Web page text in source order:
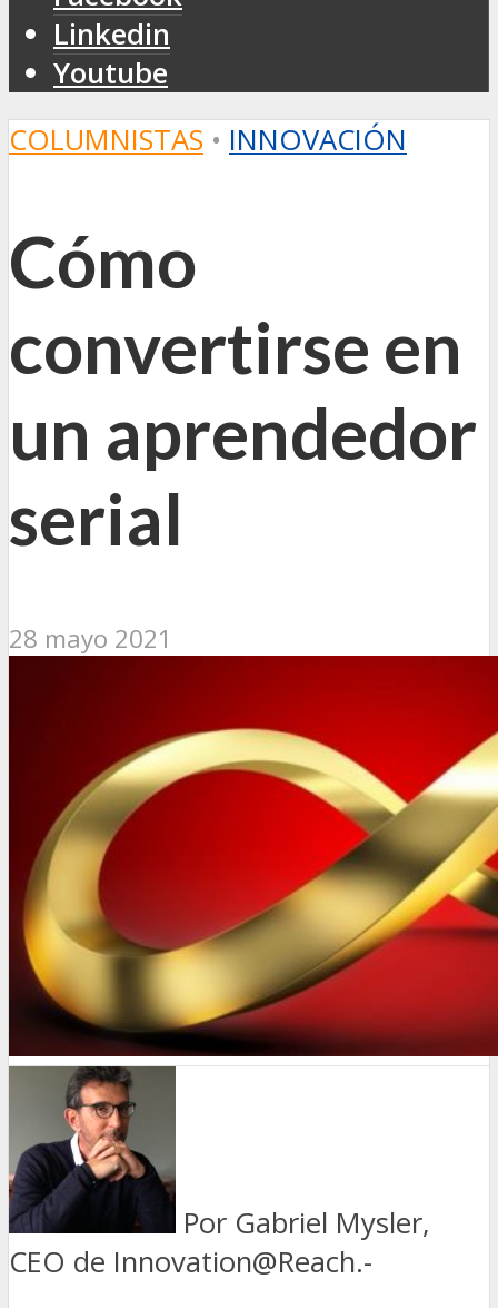
Linkedin
Youtube
COLUMNISTAS • INNOVACIÓN
Cómo
convertirse en
un aprendedor
serial
28 mayo 2021
Por Gabriel Mysler,
CEO de Innovation@Reach.-